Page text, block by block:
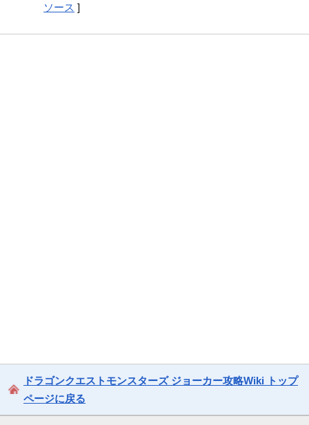
ソース ]
ドラゴンクエストモンスターズ ジョーカー攻略Wiki トップ
ページに戻る